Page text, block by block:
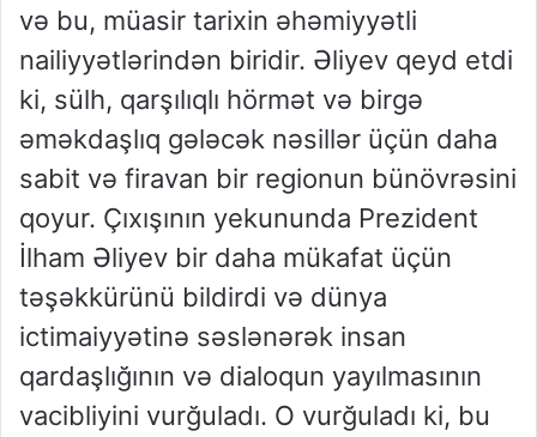
və bu, müasir tarixin əhəmiyyətli
nailiyyətlərindən biridir. Əliyev qeyd etdi
ki, sülh, qarşılıqlı hörmət və birgə
əməkdaşlıq gələcək nəsillər üçün daha
sabit və firavan bir regionun bünövrəsini
qoyur. Çıxışının yekununda Prezident
İlham Əliyev bir daha mükafat üçün
təşəkkürünü bildirdi və dünya
ictimaiyyətinə səslənərək insan
qardaşlığının və dialoqun yayılmasının
vacibliyini vurğuladı. O vurğuladı ki, bu